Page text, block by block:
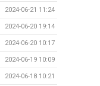
2024-06-21 11:24
2024-06-20 19:14
2024-06-20 10:17
2024-06-19 10:09
2024-06-18 10:21